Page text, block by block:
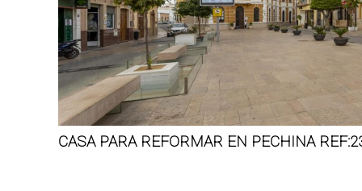
CASA PARA REFORMAR EN PECHINA